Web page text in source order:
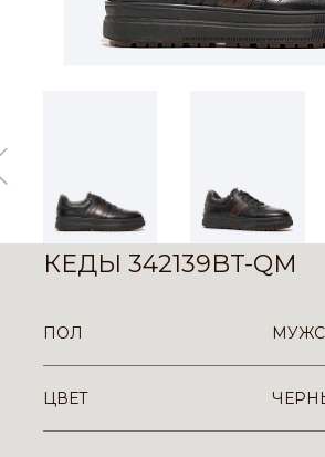
КЕДЫ 342139BT-QM
ПОЛ
ЦВЕТ